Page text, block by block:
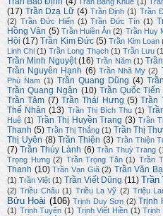
Trần Băng Khuê (1)
(17) Trần Dzạ Lữ (4) Trần Định (1) Trần
(2) Trần Đức Hiển (1) Trần Đức Tín (1)
Hồng Vân (5) Trần Huiền Ân (2) Trần Huy
Hội (17) Trần Kim Đức (5) Trần Kim Loan
Linh Chi (1) Trần Long Thạch (1) Trần Lưu
Trần Minh Nguyệt (16) Trần Năm (1)
Trần Nguyên Hạnh (6) Trần Nhã My (2)
Phù Nam (1) Trần Quang Dũng (4)
Trần Quang Ngân (10) Trần Quốc Tiến
Trần Tâm (7) Trần Thái Hưng (5) Trần
Thế Nhân (13) Trần Thị Bích Thu (1)
Huệ (1) Trần Thị Huyền Trang (3) Trần
Thanh (5) Trần Thị Thắng (1) Trần Thị
Thị Uyên (8) Trần Thiện (3) Trần Thiện
(7) Trần Thúy Lành (6) Trần Thuỳ Trang
Trọng Hưng (2) Trần Trọng Tân (1) Trần
Thanh (10) Trần Vạn Giã (2) Trần Văn
(1) Trần Việt (1) Trần Viết Dũng (11) Trần
(2) Triều Châu (1) Triều La Vỹ (2) Triệu
Bửu Hoài (106) Trịnh Duy Sơn (2) Trịnh
(1) Trịnh Tuyên (1) Trịnh Viết Hiền (1) Trịnh